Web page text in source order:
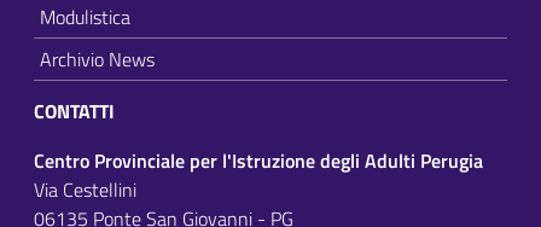
Modulistica
Archivio News
CONTATTI
Centro Provinciale per l'Istruzione degli Adulti Perugia
Via Cestellini
06135 Ponte San Giovanni - PG